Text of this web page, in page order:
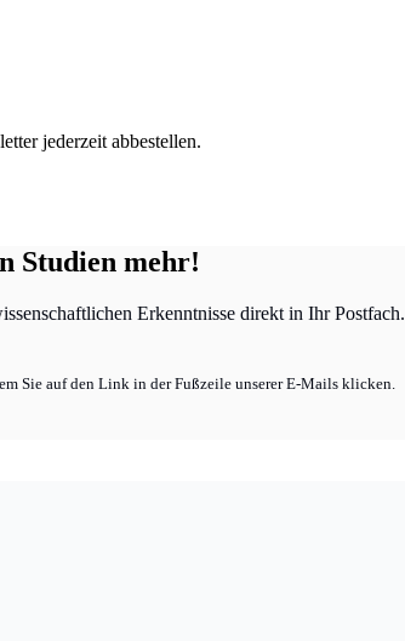
jederzeit abbestellen.
Studien mehr!
Erkenntnisse direkt in Ihr Postfach.
Sie auf den Link in der Fußzeile unserer E-Mails klicken.